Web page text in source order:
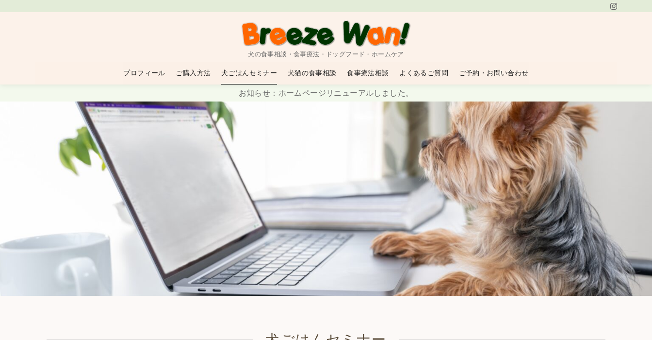
犬の食事相談・食事療法・ドッグフード・ホームケア
プロフィール ご購入方法 犬ごはんセミナー 犬猫の食事相談 食事療法相談 よくあるご質問 ご予約・お問い合わせ
お知らせ：ホームページリニューアルしました。